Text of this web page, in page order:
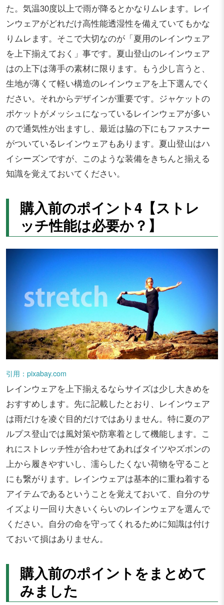
た。気温30度以上で雨が降るとかなりムレます。レイ
ンウェアがどれだけ高性能透湿性を備えていてもかな
りムレます。そこで大切なのが「夏用のレインウェア
を上下揃えておく」事です。夏山登山のレインウェア
はの上下は薄手の素材に限ります。もう少し言うと、
生地が薄くて軽い構造のレインウェアを上下選んでく
ださい。それからデザインが重要です。ジャケットの
ポケットがメッシュになっているレインウェアが多い
ので通気性が出ますし、最近は脇の下にもファスナー
がついているレインウェアもあります。夏山登山はハ
イシーズンですが、このような装備をきちんと揃える
知識を覚えておいてください。
購入前のポイント4【ストレ
ッチ性能は必要か？】
引用：pixabay.com
レインウェアを上下揃えるならサイズは少し大きめを
おすすめします。先に記載したとおり、レインウェア
は雨だけを凌ぐ目的だけではありません。特に夏のア
ルプス登山では風対策や防寒着として機能します。こ
れにストレッチ性が合わせてあればタイツやズボンの
上から履きやすいし、濡らしたくない荷物を守ること
にも繋がります。レインウェアは基本的に重ね着する
アイテムであるということを覚えておいて、自分のサ
イズより一回り大きいくらいのレインウェアを選んで
ください。自分の命を守ってくれるために知識は付け
ておいて損はありません。
購入前のポイントをまとめて
みました